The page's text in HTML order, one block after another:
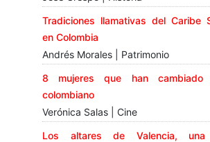
Tradiciones llamativas del Caribe
en Colombia
Andrés Morales | Patrimonio
8 mujeres que han cambiado
colombiano
Verónica Salas | Cine
Los altares de Valencia, una